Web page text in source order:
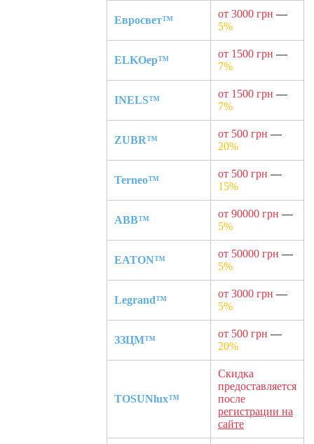
Евросвет™
от 3000 грн —
5%
ELKOep™
от 1500 грн —
7%
INELS™
от 1500 грн —
7%
ZUBR™
от 500 грн —
20%
Terneo™
от 500 грн —
15%
ABB™
от 90000 грн —
5%
EATON™
от 50000 грн —
5%
Legrand™
от 3000 грн —
5%
ЗЗЦМ™
от 500 грн —
20%
TOSUNlux™
Скидка
предоставляется
после
регистрации на
сайте